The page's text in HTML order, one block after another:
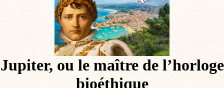
Jupiter, ou le maître de l’horloge
bioéthique